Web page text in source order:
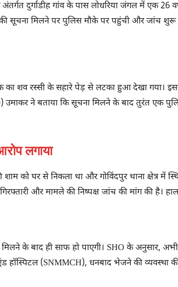
अंतर्गत दुर्गाडीह गांव के पास लोधरिया जंगल में
सूचना मिलने पर पुलिस मौके पर पहुंची और जांच शुरू
शव रस्सी के सहारे पेड़ से लटका हुआ देखा गया। इसके
उमाकर ने बताया कि सूचना मिलने के बाद तुरंत एक
लगाया
को घर से निकला था और गोविंदपुर थाना क्षेत्र
और मामले की निष्पक्ष जांच की मांग की है।
मिलने के बाद ही साफ हो पाएगी। SHO के अनुसार,
हॉस्पिटल (SNMMCH), धनबाद भेजने की व्यवस्था